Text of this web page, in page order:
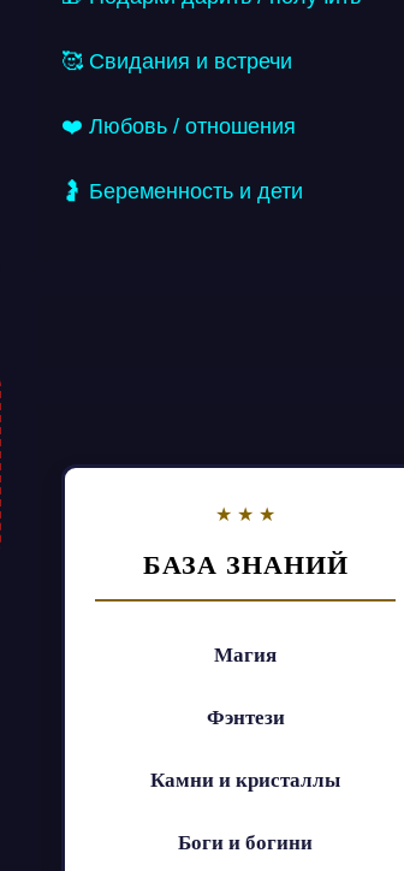
🥰 Свидания и встречи
❤️ Любовь / отношения
🤰 Беременность и дети
БАЗА ЗНАНИЙ
Магия
Фэнтези
Камни и кристаллы
Боги и богини